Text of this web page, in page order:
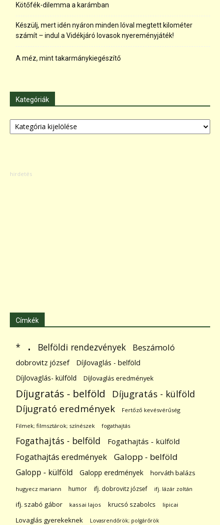
Kötőfék-dilemma a karámban
Készülj, mert idén nyáron minden lóval megtett kilométer
számít – indul a Vidékjáró lovasok nyereményjáték!
A méz, mint takarmánykiegészítő
Kategóriák
Kategóriák
Címkék
* . Belföldi rendezvények Beszámoló
dobrovitz józsef
Díjlovaglás - belföld
Díjlovaglás- külföld
Díjlovaglás eredmények
Díjugratás - belföld Díjugratás - külföld
Díjugrató eredmények Fertőző kevésvérűség
Filmek; filmsztárok; színészek fogathajtás
Fogathajtás - belföld Fogathajtás - külföld
Fogathajtás eredmények Galopp - belföld
Galopp - külföld Galopp eredmények horváth balázs
hugyecz mariann humor ifj. dobrovitz józsef ifj. lázár zoltán
ifj. szabó gábor kassai lajos krucsó szabolcs lipicai
Lovaglás gyerekeknek Lovasrendőrök; polgárőrök